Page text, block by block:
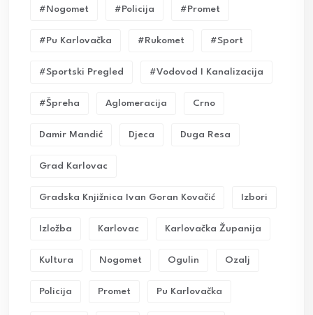
#nogomet #policija #promet
#pu Karlovačka #rukomet #sport
#sportski Pregled #vodovod I Kanalizacija
#Špreha Aglomeracija Crno
Damir Mandić Djeca Duga Resa
Grad Karlovac
Gradska Knjižnica Ivan Goran Kovačić Izbori
Izložba Karlovac Karlovačka Županija
Kultura Nogomet Ogulin Ozalj
Policija Promet Pu Karlovačka